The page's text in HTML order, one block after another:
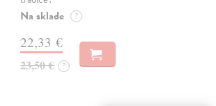
Na sklade ?
22,33 €
23,50 € ?